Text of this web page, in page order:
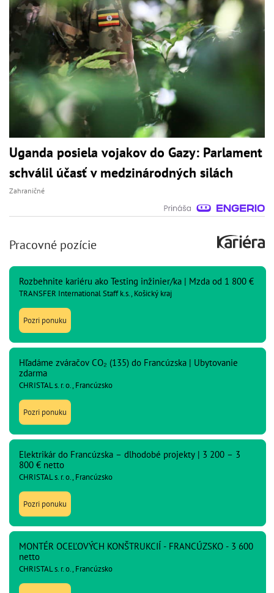
Uganda posiela vojakov do Gazy: Parlament
schválil účasť v medzinárodných silách
Zahraničné
Pracovné pozície
Rozbehnite kariéru ako Testing inžinier/ka | Mzda od 1 800 €
TRANSFER International Staff k.s., Košický kraj
Pozri ponuku
Hľadáme zváračov CO₂ (135) do Francúzska | Ubytovanie
zdarma
CHRISTAL s. r. o., Francúzsko
Pozri ponuku
Elektrikár do Francúzska – dlhodobé projekty | 3 200 – 3
800 € netto
CHRISTAL s. r. o., Francúzsko
Pozri ponuku
MONTÉR OCEĽOVÝCH KONŠTRUKCIÍ - FRANCÚZSKO - 3 600
netto
CHRISTAL s. r. o., Francúzsko